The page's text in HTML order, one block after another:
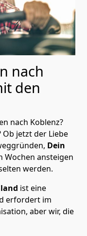
nach
den
nach Koblenz?
jetzt der Liebe
Dein
Wochen ansteigen
werden.
ist eine
erfordert im
aber wir, die